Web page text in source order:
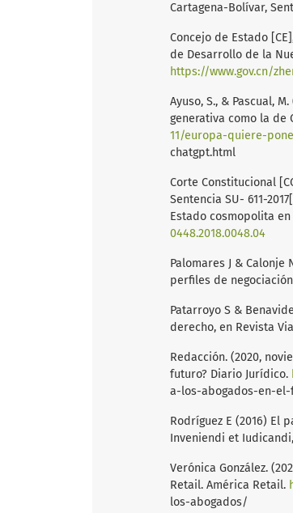
Cartagena-Bolívar,
Concejo de Estado
de Desarrollo de la
https://www.gov.cn/
Ayuso, S., & Pascual,
generativa como la de
11/europa-quiere-
chatgpt.html
Corte Constitucional
Sentencia SU- 611-
Estado cosmopolita en
0448.2018.0048.04
Palomares J &
perfiles de negociación
Patarroyo S &
derecho, en Revista
Redacción. (2020,
futuro? Diario Jurídico.
a-los-abogados-en-
Rodríguez E (2016) El
Inveniendi et Iudicandi,
Verónica González.
Retail. América Retail.
los-abogados/